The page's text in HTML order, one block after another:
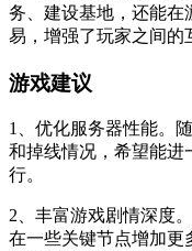
务、建设基地，还能在
易，增强了玩家之间的
游戏建议
1、优化服务器性能。
和掉线情况，希望能进
行。
2、丰富游戏剧情深度
在一些关键节点增加更